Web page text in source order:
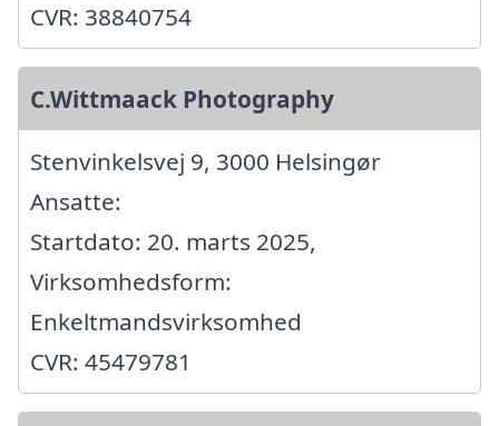
CVR: 38840754
C.Wittmaack Photography
Stenvinkelsvej 9, 3000 Helsingør
Ansatte:
Startdato: 20. marts 2025,
Virksomhedsform:
Enkeltmandsvirksomhed
CVR: 45479781